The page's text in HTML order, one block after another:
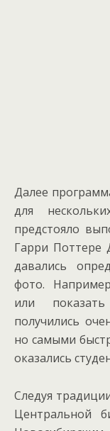
Далее
для
предстояло
Гарри Поттере
давались
фото.
или
получились
но самыми
оказались
Следуя
Центральной